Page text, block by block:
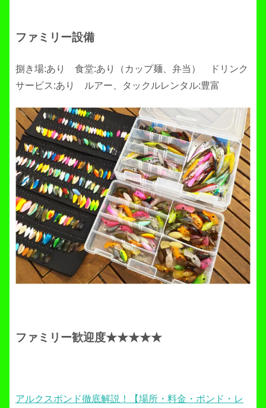
ファミリー設備
捌き場:あり 食堂:あり（カップ麺、弁当） ドリンク
サービス:あり ルアー、タックルレンタル:豊富
ファミリー歓迎度★★★★★
アルクスポンド徹底解説！【場所・料金・ポンド・レ